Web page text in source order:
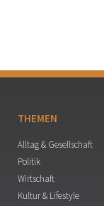
THEMEN
Alltag & Gesellschaft
Politik
Wirtschaft
Kultur & Lifestyle